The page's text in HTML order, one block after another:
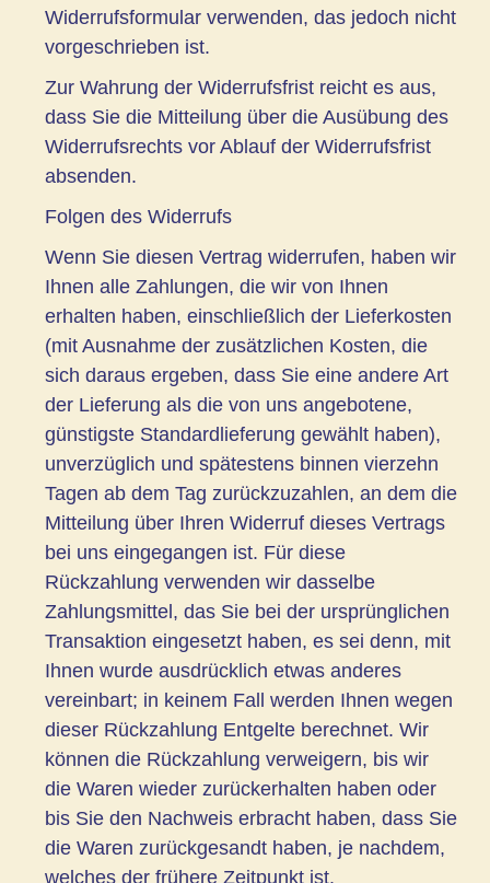
Widerrufsformular verwenden, das jedoch nicht
vorgeschrieben ist.
Zur Wahrung der Widerrufsfrist reicht es aus,
dass Sie die Mitteilung über die Ausübung des
Widerrufsrechts vor Ablauf der Widerrufsfrist
absenden.
Folgen des Widerrufs
Wenn Sie diesen Vertrag widerrufen, haben wir
Ihnen alle Zahlungen, die wir von Ihnen
erhalten haben, einschließlich der Lieferkosten
(mit Ausnahme der zusätzlichen Kosten, die
sich daraus ergeben, dass Sie eine andere Art
der Lieferung als die von uns angebotene,
günstigste Standardlieferung gewählt haben),
unverzüglich und spätestens binnen vierzehn
Tagen ab dem Tag zurückzuzahlen, an dem die
Mitteilung über Ihren Widerruf dieses Vertrags
bei uns eingegangen ist. Für diese
Rückzahlung verwenden wir dasselbe
Zahlungsmittel, das Sie bei der ursprünglichen
Transaktion eingesetzt haben, es sei denn, mit
Ihnen wurde ausdrücklich etwas anderes
vereinbart; in keinem Fall werden Ihnen wegen
dieser Rückzahlung Entgelte berechnet. Wir
können die Rückzahlung verweigern, bis wir
die Waren wieder zurückerhalten haben oder
bis Sie den Nachweis erbracht haben, dass Sie
die Waren zurückgesandt haben, je nachdem,
welches der frühere Zeitpunkt ist.